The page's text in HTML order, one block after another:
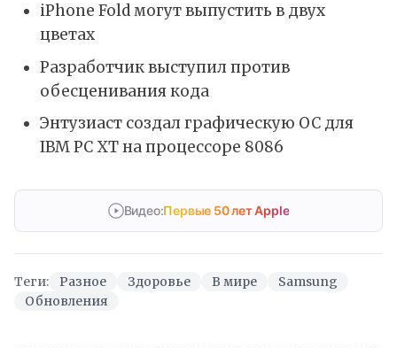
iPhone Fold могут выпустить в двух
цветах
Разработчик выступил против
обесценивания кода
Энтузиаст создал графическую ОС для
IBM PC XT на процессоре 8086
Видео:Первые 50 лет Apple
Теги: Разное Здоровье В мире
Samsung
Обновления